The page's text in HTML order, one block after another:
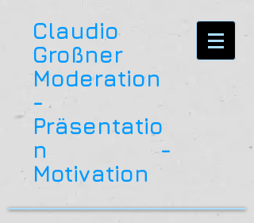
Claudio
Großner
Moderation
-
Präsentatio
n -
Motivation